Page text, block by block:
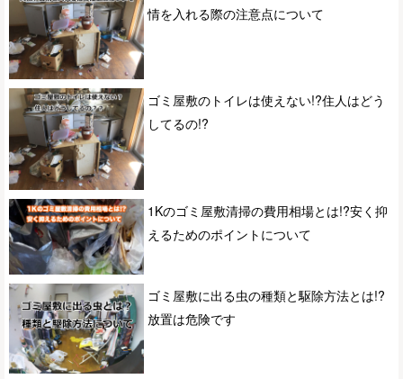
情を入れる際の注意点について
ゴミ屋敷のトイレは使えない!?住人はどう
してるの!?
1Kのゴミ屋敷清掃の費用相場とは!?安く抑
えるためのポイントについて
ゴミ屋敷に出る虫の種類と駆除方法とは!?
放置は危険です